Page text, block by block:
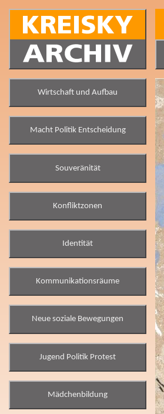
Wirtschaft und Aufbau
Macht Politik Entscheidung
Souveränität
Konfliktzonen
Identität
Kommunikationsräume
Neue soziale Bewegungen
Jugend Politik Protest
Mädchenbildung